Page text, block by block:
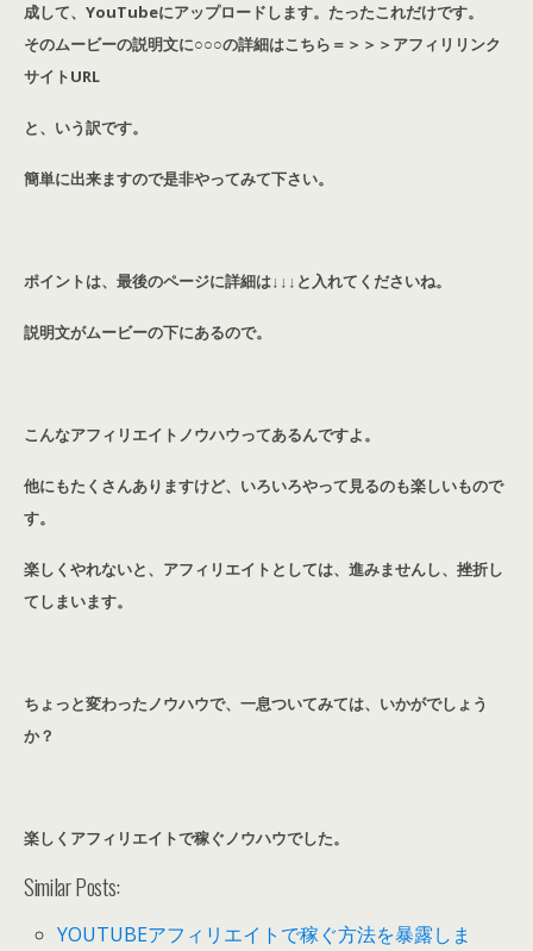
成して、YouTubeにアップロードします。たったこれだけです。
そのムービーの説明文に○○○の詳細はこちら＝＞＞＞アフィリリンク
サイトURL
と、いう訳です。
簡単に出来ますので是非やってみて下さい。
ポイントは、最後のページに詳細は↓↓↓と入れてくださいね。
説明文がムービーの下にあるので。
こんなアフィリエイトノウハウってあるんですよ。
他にもたくさんありますけど、いろいろやって見るのも楽しいもので
す。
楽しくやれないと、アフィリエイトとしては、進みませんし、挫折し
てしまいます。
ちょっと変わったノウハウで、一息ついてみては、いかがでしょう
か？
楽しくアフィリエイトで稼ぐノウハウでした。
Similar Posts:
YOUTUBEアフィリエイトで稼ぐ方法を暴露しま